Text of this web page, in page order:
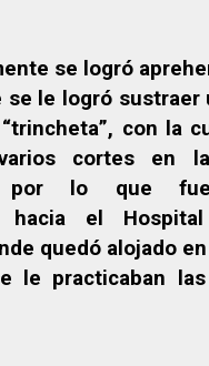
se logró
se le logró sustraer
con la
cortes en
por lo que fue
hacia el
quedó alojado
le practicaban